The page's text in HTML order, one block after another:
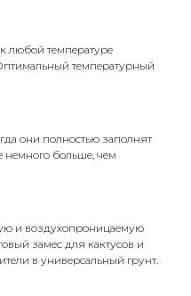
любой температуре
температурный
они полностью заполнят
немного больше, чем
и воздухопроницаемую
замес для кактусов и
в универсальный грунт.